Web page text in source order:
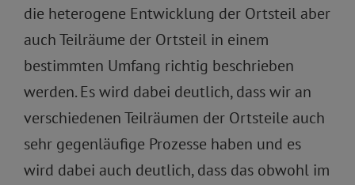
die heterogene Entwicklung der Ortsteil aber
auch Teilräume der Ortsteil in einem
bestimmten Umfang richtig beschrieben
werden. Es wird dabei deutlich, dass wir an
verschiedenen Teilräumen der Ortsteile auch
sehr gegenläufige Prozesse haben und es
wird dabei auch deutlich, dass das obwohl im